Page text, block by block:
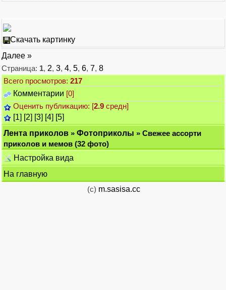
Скачать картинку
Далее »
Страница: 1, 2, 3, 4, 5, 6, 7, 8
Всего просмотров: 217
Комментарии [0]
Оценить публикацию: [2.9 средн]
[1] [2] [3] [4] [5]
Лента приколов » Фотоприколы » Свежее ассорти
приколов и мемов (32 фото)
Настройка вида
На главную
(c) m.sasisa.cc